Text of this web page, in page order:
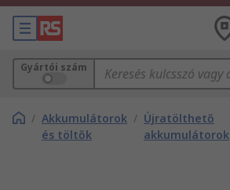
Gyártói szám
/ Akkumulátorok
és töltők
/ Újratölthető
akkumulátorok